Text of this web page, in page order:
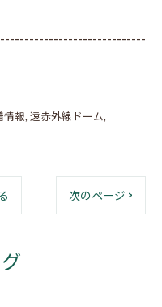
情報 遠赤外線ドーム
次のページ >